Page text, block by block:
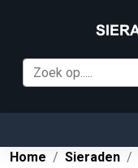
Home
Sieraden